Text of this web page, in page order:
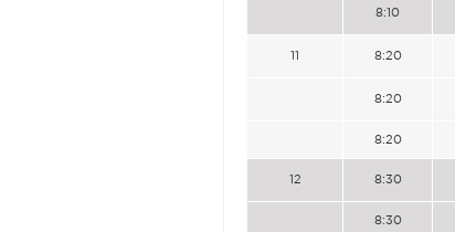
8:10
11 8:20
8:20
8:20
12 8:30
8:30